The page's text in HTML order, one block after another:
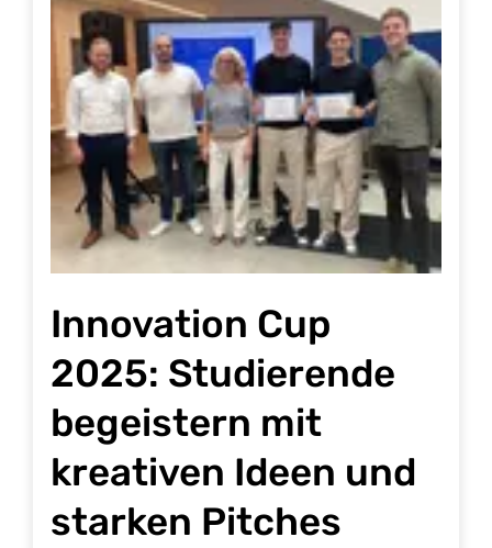
Innovation Cup
2025: Studierende
begeistern mit
kreativen Ideen und
starken Pitches